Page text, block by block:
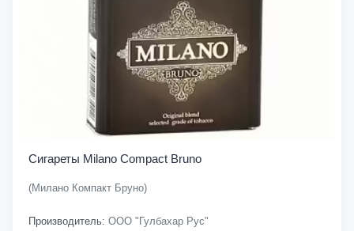
Сигареты Milano Compact Bruno
(Милано Компакт Бруно)
Производитель: ООО "Гулбахар Рус"